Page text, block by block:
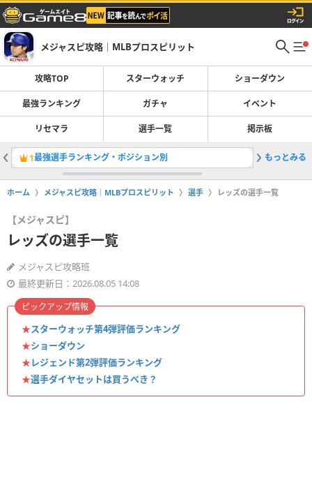
メジャスピ攻略｜MLBプロスピリット
攻略TOP スターウォッチ ショーダウン
最強ランキング ガチャ イベント
リセマラ 選手一覧 掲示板
1最強選手ランキング・ポジション別 2スター
もっとみる
ホーム メジャスピ攻略｜MLBプロスピリット 選手 レッズの選手一覧
【メジャスピ】
レッズの選手一覧
メジャスピ攻略班
最終更新日：2026.08.05 14:08
★スターウォッチ第4弾評価ランキング
★ショーダウン
★レジェンド第2弾評価ランキング
★選手ダイヤセットは買うべき？
ピックアップ情報